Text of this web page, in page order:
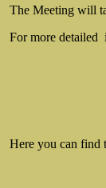
The Meeting will
For more detailed
Here you can find